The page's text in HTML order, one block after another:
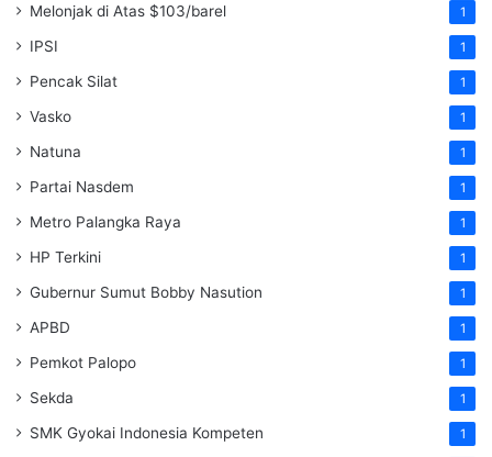
Melonjak di Atas $103/barel 1
IPSI 1
Pencak Silat 1
Vasko 1
Natuna 1
Partai Nasdem 1
Metro Palangka Raya 1
HP Terkini 1
Gubernur Sumut Bobby Nasution 1
APBD 1
Pemkot Palopo 1
Sekda 1
SMK Gyokai Indonesia Kompeten 1